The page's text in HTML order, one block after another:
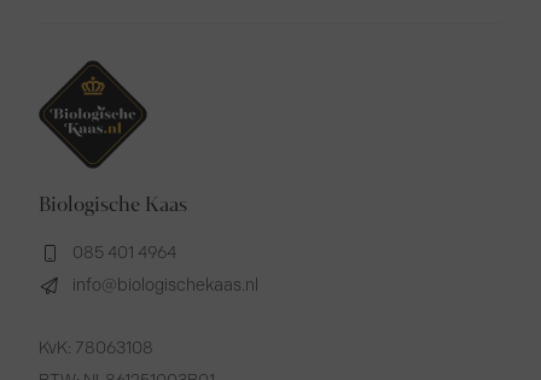
Biologische Kaas
085 401 4964
info@biologischekaas.nl
KvK: 78063108